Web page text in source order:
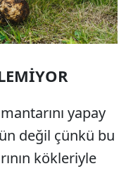
yapay
değil çünkü bu
kökleriyle